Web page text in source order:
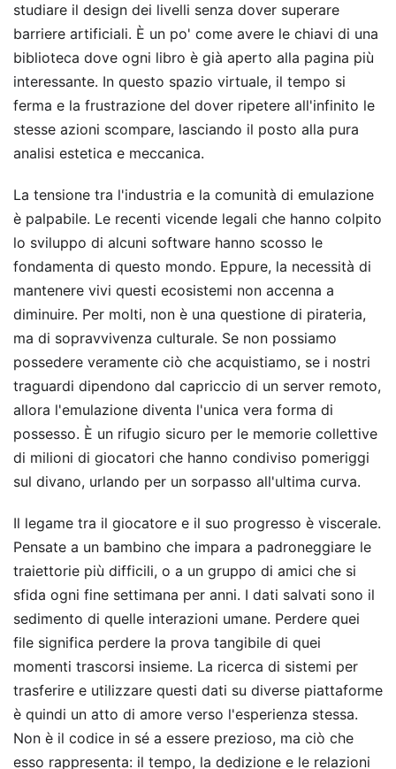
studiare il design dei livelli senza dover superare
barriere artificiali. È un po' come avere le chiavi di una
biblioteca dove ogni libro è già aperto alla pagina più
interessante. In questo spazio virtuale, il tempo si
ferma e la frustrazione del dover ripetere all'infinito le
stesse azioni scompare, lasciando il posto alla pura
analisi estetica e meccanica.
La tensione tra l'industria e la comunità di emulazione
è palpabile. Le recenti vicende legali che hanno colpito
lo sviluppo di alcuni software hanno scosso le
fondamenta di questo mondo. Eppure, la necessità di
mantenere vivi questi ecosistemi non accenna a
diminuire. Per molti, non è una questione di pirateria,
ma di sopravvivenza culturale. Se non possiamo
possedere veramente ciò che acquistiamo, se i nostri
traguardi dipendono dal capriccio di un server remoto,
allora l'emulazione diventa l'unica vera forma di
possesso. È un rifugio sicuro per le memorie collettive
di milioni di giocatori che hanno condiviso pomeriggi
sul divano, urlando per un sorpasso all'ultima curva.
Il legame tra il giocatore e il suo progresso è viscerale.
Pensate a un bambino che impara a padroneggiare le
traiettorie più difficili, o a un gruppo di amici che si
sfida ogni fine settimana per anni. I dati salvati sono il
sedimento di quelle interazioni umane. Perdere quei
file significa perdere la prova tangibile di quei
momenti trascorsi insieme. La ricerca di sistemi per
trasferire e utilizzare questi dati su diverse piattaforme
è quindi un atto di amore verso l'esperienza stessa.
Non è il codice in sé a essere prezioso, ma ciò che
esso rappresenta: il tempo, la dedizione e le relazioni